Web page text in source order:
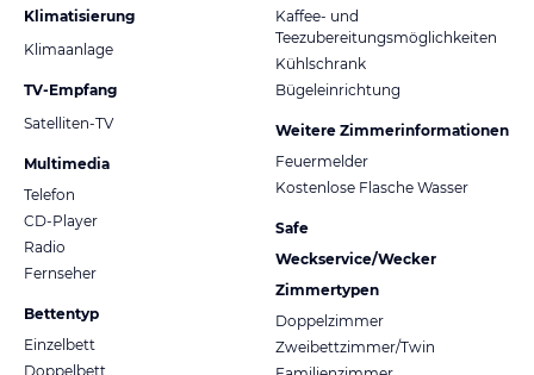
Klimatisierung
Klimaanlage
TV-Empfang
Satelliten-TV
Multimedia
Telefon
CD-Player
Radio
Fernseher
Bettentyp
Einzelbett
Doppelbett
Kaffee- und
Teezubereitungsmöglichkeiten
Kühlschrank
Bügeleinrichtung
Weitere Zimmerinformationen
Feuermelder
Kostenlose Flasche Wasser
Safe
Weckservice/Wecker
Zimmertypen
Doppelzimmer
Zweibettzimmer/Twin